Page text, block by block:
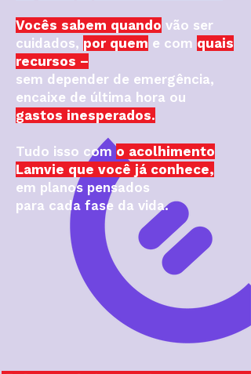
Vocês sabem quando vão ser
cuidados, por quem e com quais
recursos –
sem depender de emergência,
encaixe de última hora ou
gastos inesperados.
Tudo isso com o acolhimento
Lamvie que você já conhece,
em planos pensados
para cada fase da vida.